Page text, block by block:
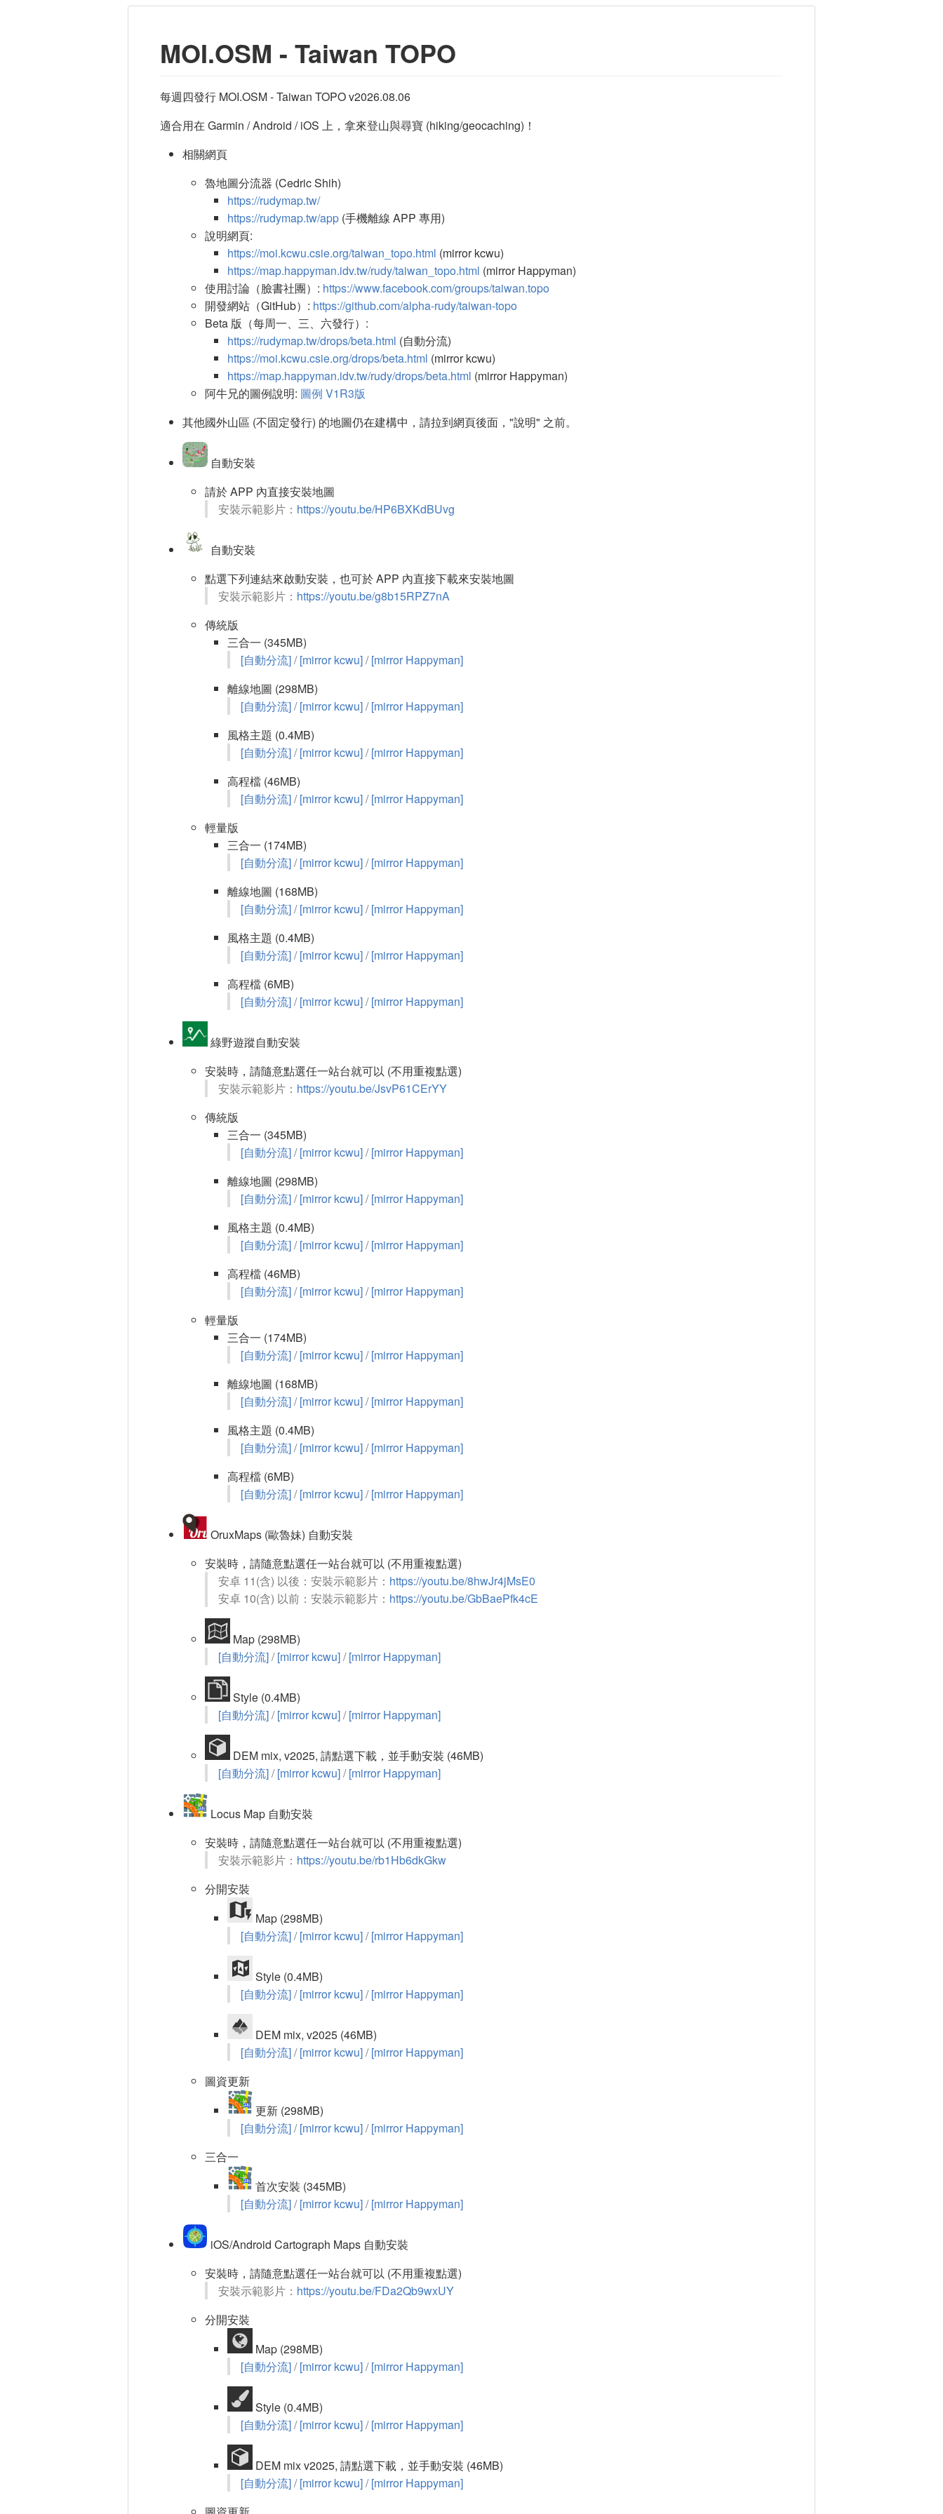
MOI.OSM - Taiwan TOPO
每週四發行 MOI.OSM - Taiwan TOPO v2026.08.06
適合用在 Garmin / Android / iOS 上，拿來登山與尋寶 (hiking/geocaching)！
相關網頁
魯地圖分流器 (Cedric Shih)
https://rudymap.tw/
https://rudymap.tw/app (手機離線 APP 專用)
說明網頁:
https://moi.kcwu.csie.org/taiwan_topo.html (mirror kcwu)
https://map.happyman.idv.tw/rudy/taiwan_topo.html (mirror Happyman)
使用討論（臉書社團）: https://www.facebook.com/groups/taiwan.topo
開發網站（GitHub）: https://github.com/alpha-rudy/taiwan-topo
Beta 版（每周一、三、六發行）:
https://rudymap.tw/drops/beta.html (自動分流)
https://moi.kcwu.csie.org/drops/beta.html (mirror kcwu)
https://map.happyman.idv.tw/rudy/drops/beta.html (mirror Happyman)
阿牛兄的圖例說明: 圖例 V1R3版
其他國外山區 (不固定發行) 的地圖仍在建構中，請拉到網頁後面，"說明" 之前。
自動安裝
請於 APP 內直接安裝地圖
安裝示範影片： https://youtu.be/HP6BXKdBUvg
自動安裝
點選下列連結來啟動安裝，也可於 APP 內直接下載來安裝地圖
安裝示範影片： https://youtu.be/g8b15RPZ7nA
傳統版
三合一 (345MB)
[自動分流]/[mirror kcwu]/[mirror Happyman]
離線地圖 (298MB)
[自動分流]/[mirror kcwu]/[mirror Happyman]
風格主題 (0.4MB)
[自動分流]/[mirror kcwu]/[mirror Happyman]
高程檔 (46MB)
[自動分流]/[mirror kcwu]/[mirror Happyman]
輕量版
三合一 (174MB)
[自動分流]/[mirror kcwu]/[mirror Happyman]
離線地圖 (168MB)
[自動分流]/[mirror kcwu]/[mirror Happyman]
風格主題 (0.4MB)
[自動分流]/[mirror kcwu]/[mirror Happyman]
高程檔 (6MB)
[自動分流]/[mirror kcwu]/[mirror Happyman]
綠野遊蹤自動安裝
安裝時，請隨意點選任一站台就可以 (不用重複點選)
安裝示範影片： https://youtu.be/JsvP61CErYY
傳統版
三合一 (345MB)
[自動分流]/[mirror kcwu]/[mirror Happyman]
離線地圖 (298MB)
[自動分流]/[mirror kcwu]/[mirror Happyman]
風格主題 (0.4MB)
[自動分流]/[mirror kcwu]/[mirror Happyman]
高程檔 (46MB)
[自動分流]/[mirror kcwu]/[mirror Happyman]
輕量版
三合一 (174MB)
[自動分流]/[mirror kcwu]/[mirror Happyman]
離線地圖 (168MB)
[自動分流]/[mirror kcwu]/[mirror Happyman]
風格主題 (0.4MB)
[自動分流]/[mirror kcwu]/[mirror Happyman]
高程檔 (6MB)
[自動分流]/[mirror kcwu]/[mirror Happyman]
OruxMaps (歐魯妹) 自動安裝
安裝時，請隨意點選任一站台就可以 (不用重複點選)
安卓 11(含) 以後：安裝示範影片： https://youtu.be/8hwJr4jMsE0
安卓 10(含) 以前：安裝示範影片： https://youtu.be/GbBaePfk4cE
Map (298MB)
[自動分流]/[mirror kcwu]/[mirror Happyman]
Style (0.4MB)
[自動分流]/[mirror kcwu]/[mirror Happyman]
DEM mix, v2025, 請點選下載，並手動安裝 (46MB)
[自動分流]/[mirror kcwu]/[mirror Happyman]
Locus Map 自動安裝
安裝時，請隨意點選任一站台就可以 (不用重複點選)
安裝示範影片： https://youtu.be/rb1Hb6dkGkw
分開安裝
Map (298MB)
[自動分流]/[mirror kcwu]/[mirror Happyman]
Style (0.4MB)
[自動分流]/[mirror kcwu]/[mirror Happyman]
DEM mix, v2025 (46MB)
[自動分流]/[mirror kcwu]/[mirror Happyman]
圖資更新
更新 (298MB)
[自動分流]/[mirror kcwu]/[mirror Happyman]
三合一
首次安裝 (345MB)
[自動分流]/[mirror kcwu]/[mirror Happyman]
iOS/Android Cartograph Maps 自動安裝
安裝時，請隨意點選任一站台就可以 (不用重複點選)
安裝示範影片： https://youtu.be/FDa2Qb9wxUY
分開安裝
Map (298MB)
[自動分流]/[mirror kcwu]/[mirror Happyman]
Style (0.4MB)
[自動分流]/[mirror kcwu]/[mirror Happyman]
DEM mix v2025, 請點選下載，並手動安裝 (46MB)
[自動分流]/[mirror kcwu]/[mirror Happyman]